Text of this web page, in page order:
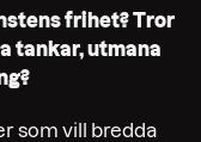
frihet? Tror
tankar, utmana
som vill bredda